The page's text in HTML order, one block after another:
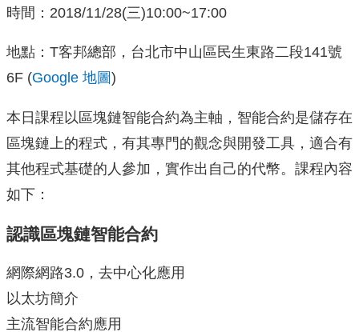
時間：2018/11/28(三)10:00~17:00
地點：T客邦總部，台北市中山區民生東路二段141號
6F (Google 地圖)
本日課程以區塊鏈智能合約為主軸，智能合約是儲存在
區塊鏈上的程式，有其專門的觀念與開發工具，適合有
其他程式基礎的人參加，實作出自己的代幣。課程內容
如下：
認識區塊鏈智能合約
網際網路3.0，去中心化應用
以太坊簡介
主流智能合約應用